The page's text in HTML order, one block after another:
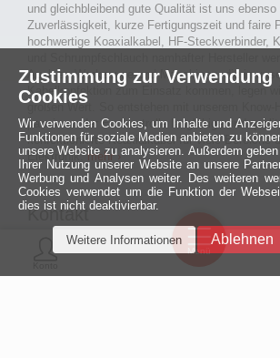
und gleichbleibend gute Qualität ist uns
Zuverlässigkeit, kurze Fertigungszeit und faire
hochwertige Koaxialkabel, HF-Steckverbinder,
Auch an Werkzeuge und Maschinen, die in
Kabelkonfektion zum Einsatz kommen, legen
großen Wert. So entstehen mit unserem Know-
passieren der Endkontrolle langlebige und
konfektionierte Koaxialkabel für viele Bereiche
Elektronik.mehr ›
Kontakt
MCE Mauritz Electronics
Menü
Zustimmung zur Verwendung
Cookies
Wir verwenden Cookies, um Inhalte und
Funktionen für soziale Medien anbieten zu
unsere Website zu analysieren. Außerdem
Ihrer Nutzung unserer Website an unsere
Werbung und Analysen weiter. Des weiteren
Cookies verwendet um die Funktion der
dies ist nicht deaktivierbar.
Ablehnen
Weitere Informationen